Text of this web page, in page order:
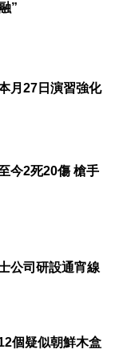
”
月27日演習強化
今2死20傷 槍手
公司研設通宵線
個疑似朝鮮木盒